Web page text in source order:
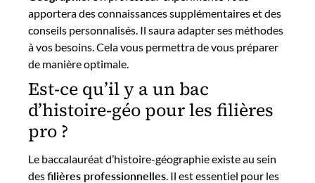
apportera des connaissances supplémentaires et des
conseils personnalisés. Il saura adapter ses méthodes
à vos besoins. Cela vous permettra de vous préparer
de manière optimale.
Est-ce qu’il y a un bac
d’histoire-géo pour les filières
pro ?
Le baccalauréat d’histoire-géographie existe au sein
desfilières professionnelles . Il est essentiel pour les